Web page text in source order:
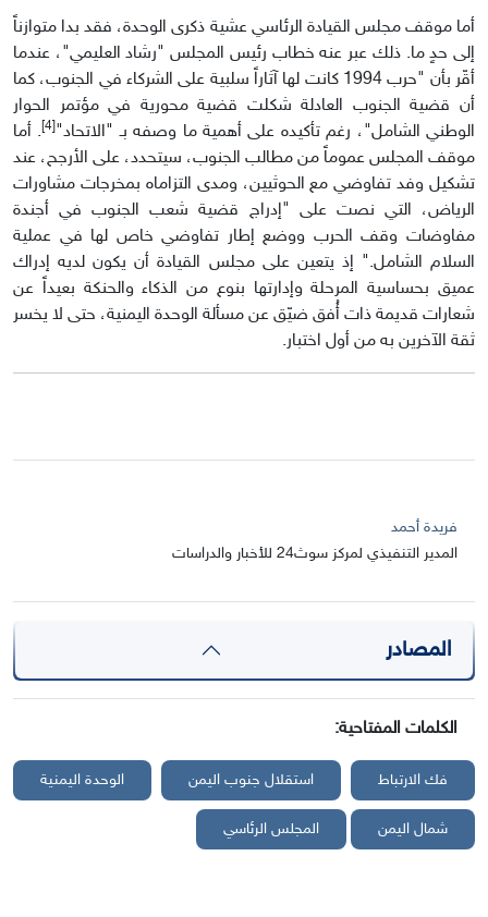
أما موقف مجلس القيادة الرئاسي عشية ذكرى الوحدة، فقد بدا متوازناً
إلى حدٍ ما. ذلك عبر عنه خطاب رئيس المجلس "رشاد العليمي"، عندما
أقّر بأن "حرب 1994 كانت لها آثاراً سلبية على الشركاء في الجنوب، كما
أن قضية الجنوب العادلة شكلت قضية محورية في مؤتمر الحوار
الوطني الشامل"، رغم تأكيده على أهمية ما وصفه بـ "الاتحاد"
. أما
موقف المجلس عموماً من مطالب الجنوب، سيتحدد، على الأرجح، عند
تشكيل وفد تفاوضي مع الحوثيين، ومدى التزاماه بمخرجات مشاورات
الرياض، التي نصت على "إدراج قضية شعب الجنوب في أجندة
مفاوضات وقف الحرب ووضع إطار تفاوضي خاص لها في عملية
السلام الشامل." إذ يتعين على مجلس القيادة أن يكون لديه إدراك
عميق بحساسية المرحلة وإدارتها بنوع من الذكاء والحنكة بعيداً عن
شعارات قديمة ذات أُفق ضيّق عن مسألة الوحدة اليمنية، حتى لا يخسر
ثقة الآخرين به من أول اختبار.
فريدة أحمد
المدير التنفيذي لمركز سوث24 للأخبار والدراسات
المصادر
الكلمات المفتاحية:
فك الارتباط استقلال جنوب اليمن الوحدة اليمنية
شمال اليمن المجلس الرئاسي